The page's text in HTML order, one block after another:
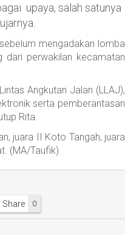
upaya, salah satunya
mengadakan lomba
dari perwakilan kecamatan
Angkutan Jalan (LLAJ),
serta pemberantasan
Rita.
juara II Koto Tangah, juara
(MA/Taufik)
0
Share